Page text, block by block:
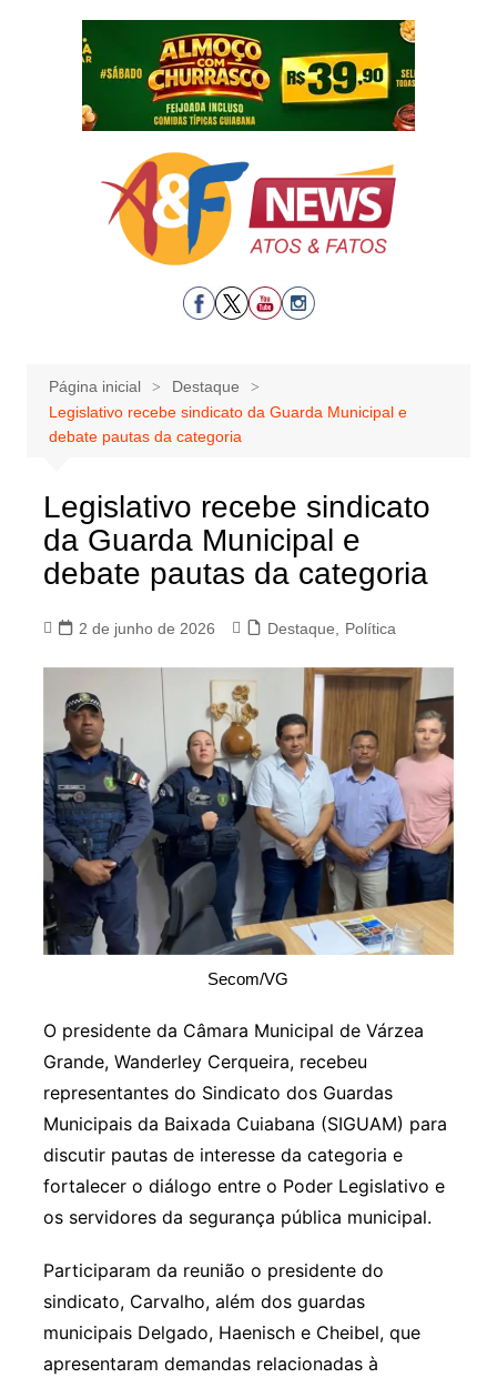
Página inicial
Destaque
Legislativo recebe sindicato da Guarda Municipal e
debate pautas da categoria
Legislativo recebe sindicato
da Guarda Municipal e
debate pautas da categoria
2 de junho de 2026 Destaque Política
Secom/VG
O presidente da Câmara Municipal de Várzea
Grande, Wanderley Cerqueira, recebeu
representantes do Sindicato dos Guardas
Municipais da Baixada Cuiabana (SIGUAM) para
discutir pautas de interesse da categoria e
fortalecer o diálogo entre o Poder Legislativo e
os servidores da segurança pública municipal.
Participaram da reunião o presidente do
sindicato, Carvalho, além dos guardas
municipais Delgado, Haenisch e Cheibel, que
apresentaram demandas relacionadas à